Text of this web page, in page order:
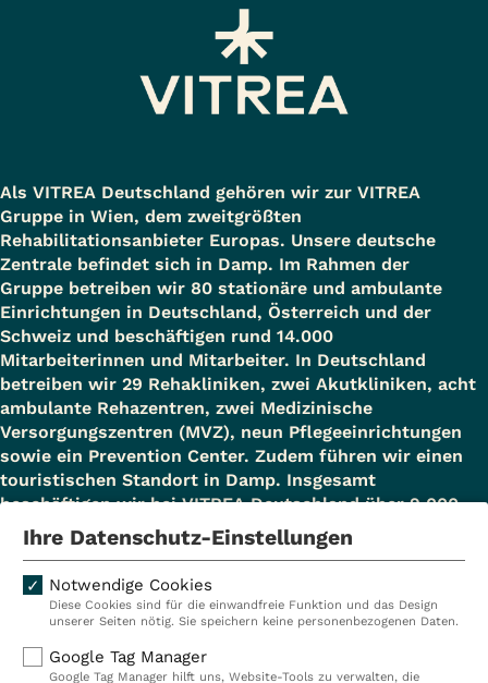
Als VITREA Deutschland gehören wir zur VITREA
Gruppe in Wien, dem zweitgrößten
Rehabilitationsanbieter Europas. Unsere deutsche
Zentrale befindet sich in Damp. Im Rahmen der
Gruppe betreiben wir 80 stationäre und ambulante
Einrichtungen in Deutschland, Österreich und der
Schweiz und beschäftigen rund 14.000
Mitarbeiterinnen und Mitarbeiter. In Deutschland
betreiben wir 29 Rehakliniken, zwei Akutkliniken, acht
ambulante Rehazentren, zwei Medizinische
Versorgungszentren (MVZ), neun Pflegeeinrichtungen
sowie ein Prevention Center. Zudem führen wir einen
touristischen Standort in Damp. Insgesamt
beschäftigen wir bei VITREA Deutschland über 9.000
Mitarbeiterinnen und Mitarbeiter.
Kliniken
Ambulant
Reha
Ihre Datenschutz-Einstellungen
Notwendige Cookies
Diese Cookies sind für die einwandfreie Funktion und das Design
unserer Seiten nötig. Sie speichern keine personenbezogenen Daten.
Google Tag Manager
Google Tag Manager hilft uns, Website-Tools zu verwalten, die